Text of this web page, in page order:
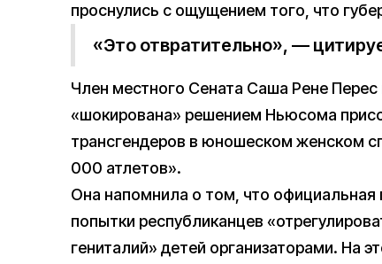
проснулись с ощущением того, что
«Это отвратительно», —
Член местного Сената Саша Рене Перес
«шокирована» решением Ньюсома
трансгендеров в юношеском женском
000 атлетов».
Она напомнила о том, что официальная
попытки республиканцев
гениталий» детей организаторами. На